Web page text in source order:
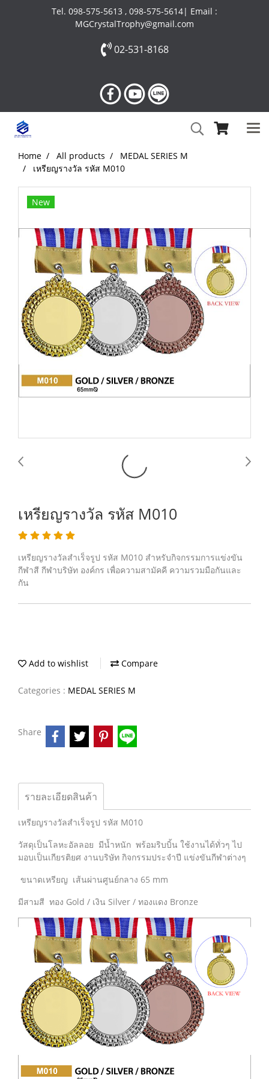
Tel. 098-575-5613 , 098-575-5614| Email :
MGCrystalTrophy@gmail.com
02-531-8168
Home All products
MEDAL SERIES M
เหรียญรางวัล รหัส M010
New
เหรียญรางวัล รหัส M010
เหรียญรางวัลสำเร็จรูป รหัส M010 สำหรับกิจกรรมการแข่งขัน
กีฬาสี กีฬาบริษัท องค์กร เพื่อความสามัคคี ความรวมมือกันและ
กัน
Add to wishlist Compare
Categories : MEDAL SERIES M
Share
รายละเอียดสินค้า
เหรียญรางวัลสำเร็จรูป รหัส M010
วัสดุเป็นโลหะอัลลอย มีน้ำหนัก พร้อมริบบิ้น ใช้งานได้ทั่วๆ ไป
มอบเป็นเกียรติยศ งานบริษัท กิจกรรมประจำปี แข่งขันกีฬาต่างๆ
ขนาดเหรียญ เส้นผ่านศูนย์กลาง 65 mm
มีสามสี ทอง Gold / เงิน Silver / ทองแดง Bronze